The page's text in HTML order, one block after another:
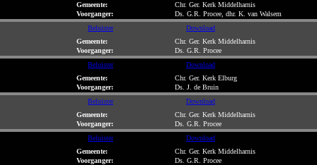
Gemeente:
Chr. Ger. Kerk Middelharnis
Voorganger:
Ds. G.R. Procee, dhr. K. van Walsem
Beluister
Download
Gemeente:
Chr. Ger. Kerk Middelharnis
Voorganger:
Ds. G.R. Procee
Beluister
Download
Gemeente:
Chr. Ger. Kerk Elburg
Voorganger:
Ds. J. de Bruin
Beluister
Download
Gemeente:
Chr. Ger. Kerk Middelharnis
Voorganger:
Ds. G.R. Procee
Beluister
Download
Gemeente:
Chr. Ger. Kerk Middelharnis
Voorganger:
Ds. G.R. Procee